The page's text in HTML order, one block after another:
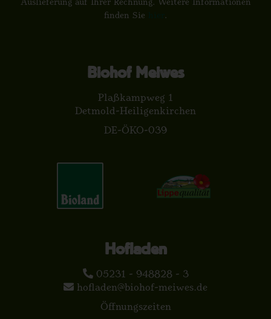
finden Sie
.
Biohof Meiwes
Plaßkampweg 1
Detmold-Heiligenkirchen
DE-ÖKO-039
Hofladen
05231 - 948828 - 3
hofladen@biohof-meiwes.de
Öffnungszeiten